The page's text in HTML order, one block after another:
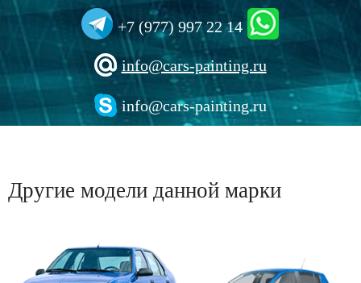
+7 (977) 997 22 14
info@cars-painting.ru
info@cars-painting.ru
Другие модели данной марки